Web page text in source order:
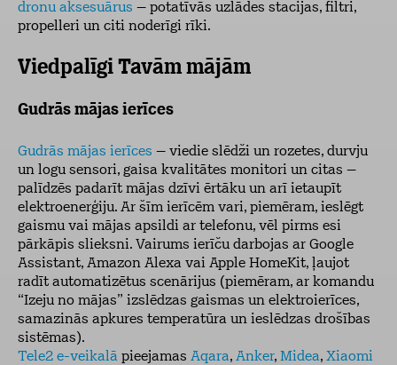
dronu aksesuārus – potatīvās uzlādes stacijas, filtri,
propelleri un citi noderīgi rīki.
Viedpalīgi Tavām mājām
Gudrās mājas ierīces
Gudrās mājas ierīces – viedie slēdži un rozetes, durvju
un logu sensori, gaisa kvalitātes monitori un citas –
palīdzēs padarīt mājas dzīvi ērtāku un arī ietaupīt
elektroenerģiju. Ar šīm ierīcēm vari, piemēram, ieslēgt
gaismu vai mājas apsildi ar telefonu, vēl pirms esi
pārkāpis slieksni. Vairums ierīču darbojas ar Google
Assistant, Amazon Alexa vai Apple HomeKit, ļaujot
radīt automatizētus scenārijus (piemēram, ar komandu
“Izeju no mājas” izslēdzas gaismas un elektroierīces,
samazinās apkures temperatūra un ieslēdzas drošības
sistēmas).
Tele2 e-veikalā pieejamas Aqara, Anker, Midea, Xiaomi